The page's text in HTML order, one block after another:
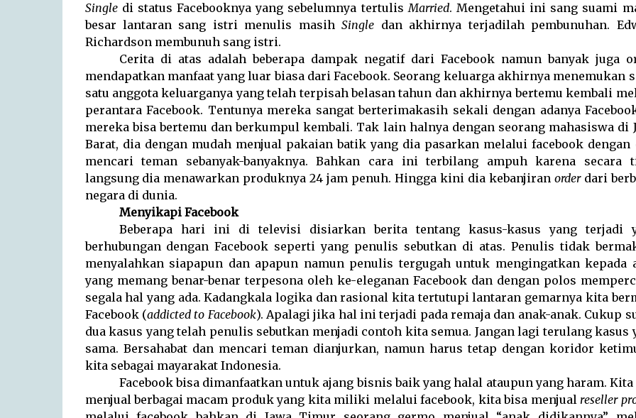
Singledi status Facebooknya yang sebelumnya tertulisMarried. Mengetahui ini sang suami
besar lantaran sang istri menulis masihSingle dan akhirnya terjadilah pembunuhan.
Richardson membunuh sang istri.
Cerita di atas adalah beberapa dampak negatif dari Facebook namun banyak juga
mendapatkan manfaat yang luar biasa dari Facebook. Seorang keluarga akhirnya menemukan
satu anggota keluarganya yang telah terpisah belasan tahun dan akhirnya bertemu kembali
perantara Facebook. Tentunya mereka sangat berterimakasih sekali dengan adanya
mereka bisa bertemu dan berkumpul kembali. Tak lain halnya dengan seorang mahasiswa di
Barat, dia dengan mudah menjual pakaian batik yang dia pasarkan melalui facebook dengan
mencari teman sebanyak-banyaknya. Bahkan cara ini terbilang ampuh karena secara
langsung dia menawarkan produknya 24 jam penuh. Hingga kini dia kebanjiran orderdari
negara di dunia.
Menyikapi Facebook
Beberapa hari ini di televisi disiarkan berita tentang kasus-kasus yang terjadi
berhubungan dengan Facebook seperti yang penulis sebutkan di atas. Penulis tidak
menyalahkan siapapun dan apapun namun penulis tergugah untuk mengingatkan kepada
yang memang benar-benar terpesona oleh ke-eleganan Facebook dan dengan polos
segala hal yang ada. Kadangkala logika dan rasional kita tertutupi lantaran gemarnya kita
Facebook (addicted to Facebook). Apalagi jika hal ini terjadi pada remaja dan anak-anak. Cukup
dua kasus yang telah penulis sebutkan menjadi contoh kita semua. Jangan lagi terulang kasus
sama. Bersahabat dan mencari teman dianjurkan, namun harus tetap dengan koridor
kita sebagai mayarakat Indonesia.
Facebook bisa dimanfaatkan untuk ajang bisnis baik yang halal ataupun yang haram. Kita
menjual berbagai macam produk yang kita miliki melalui facebook, kita bisa menjualreseller